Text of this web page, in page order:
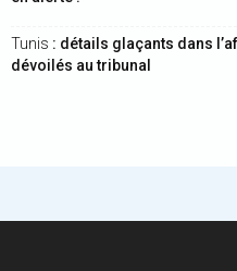
Tunis : détails glaçants dans
dévoilés au tribunal